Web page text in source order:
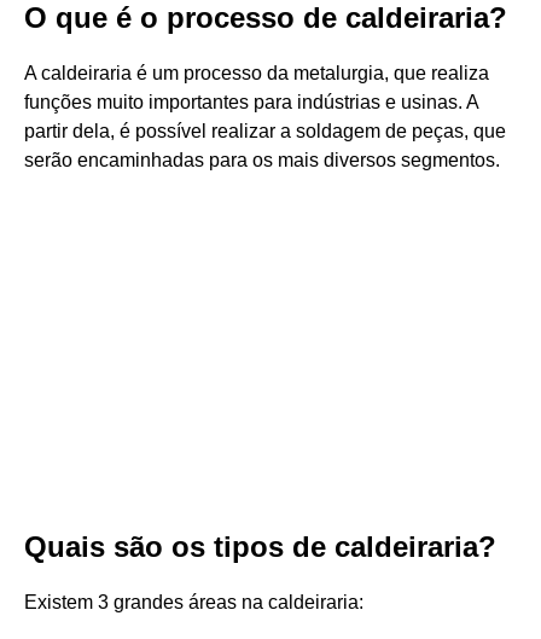
O que é o processo de caldeiraria?
A caldeiraria é um processo da metalurgia, que realiza
funções muito importantes para indústrias e usinas. A
partir dela, é possível realizar a soldagem de peças, que
serão encaminhadas para os mais diversos segmentos.
Quais são os tipos de caldeiraria?
Existem 3 grandes áreas na caldeiraria: